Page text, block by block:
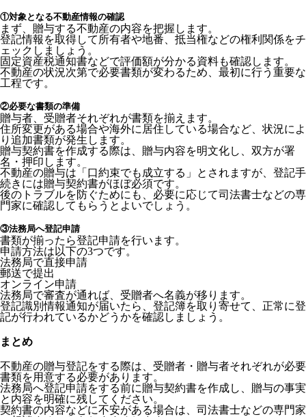
①対象となる不動産情報の確認
まず、贈与する不動産の内容を把握します。
登記情報を取得して所有者や地番、抵当権などの権利関係をチ
ェックしましょう。
固定資産税通知書などで評価額が分かる資料も確認します。
不動産の状況次第で必要書類が変わるため、最初に行う重要な
工程です。
②必要な書類の準備
贈与者、受贈者それぞれが書類を揃えます。
住所変更がある場合や海外に居住している場合など、状況によ
り追加書類が発生します。
贈与契約書を作成する際は、贈与内容を明文化し、双方が署
名・押印します。
不動産の贈与は「口約束でも成立する」とされますが、登記手
続きには贈与契約書がほぼ必須です。
後のトラブルを防ぐためにも、必要に応じて司法書士などの専
門家に確認してもらうとよいでしょう。
③法務局へ登記申請
書類が揃ったら登記申請を行います。
申請方法は以下の3つです。
法務局で直接申請
郵送で提出
オンライン申請
法務局で審査が通れば、受贈者へ名義が移ります。
登記識別情報通知が届いたら、登記簿を取り寄せて、正常に登
記が行われているかどうかを確認しましょう。
まとめ
不動産の贈与登記をする際は、受贈者・贈与者それぞれが必要
書類を用意する必要があります。
法務局へ登記申請をする前に贈与契約書を作成し、贈与の事実
と内容を明確に残してください。
契約書の内容などに不安がある場合は、司法書士などの専門家